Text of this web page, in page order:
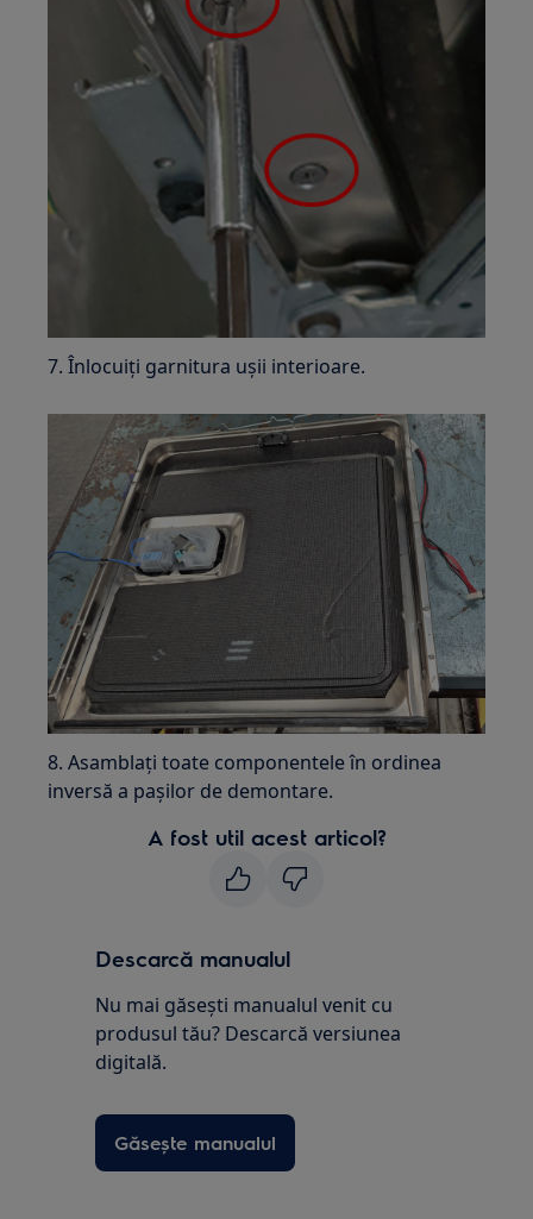
7. Înlocuiți garnitura ușii interioare.
8. Asamblați toate componentele în ordinea
inversă a pașilor de demontare.
A fost util acest articol?
Descarcă manualul
Nu mai găsești manualul venit cu
produsul tău? Descarcă versiunea
digitală.
Găsește manualul